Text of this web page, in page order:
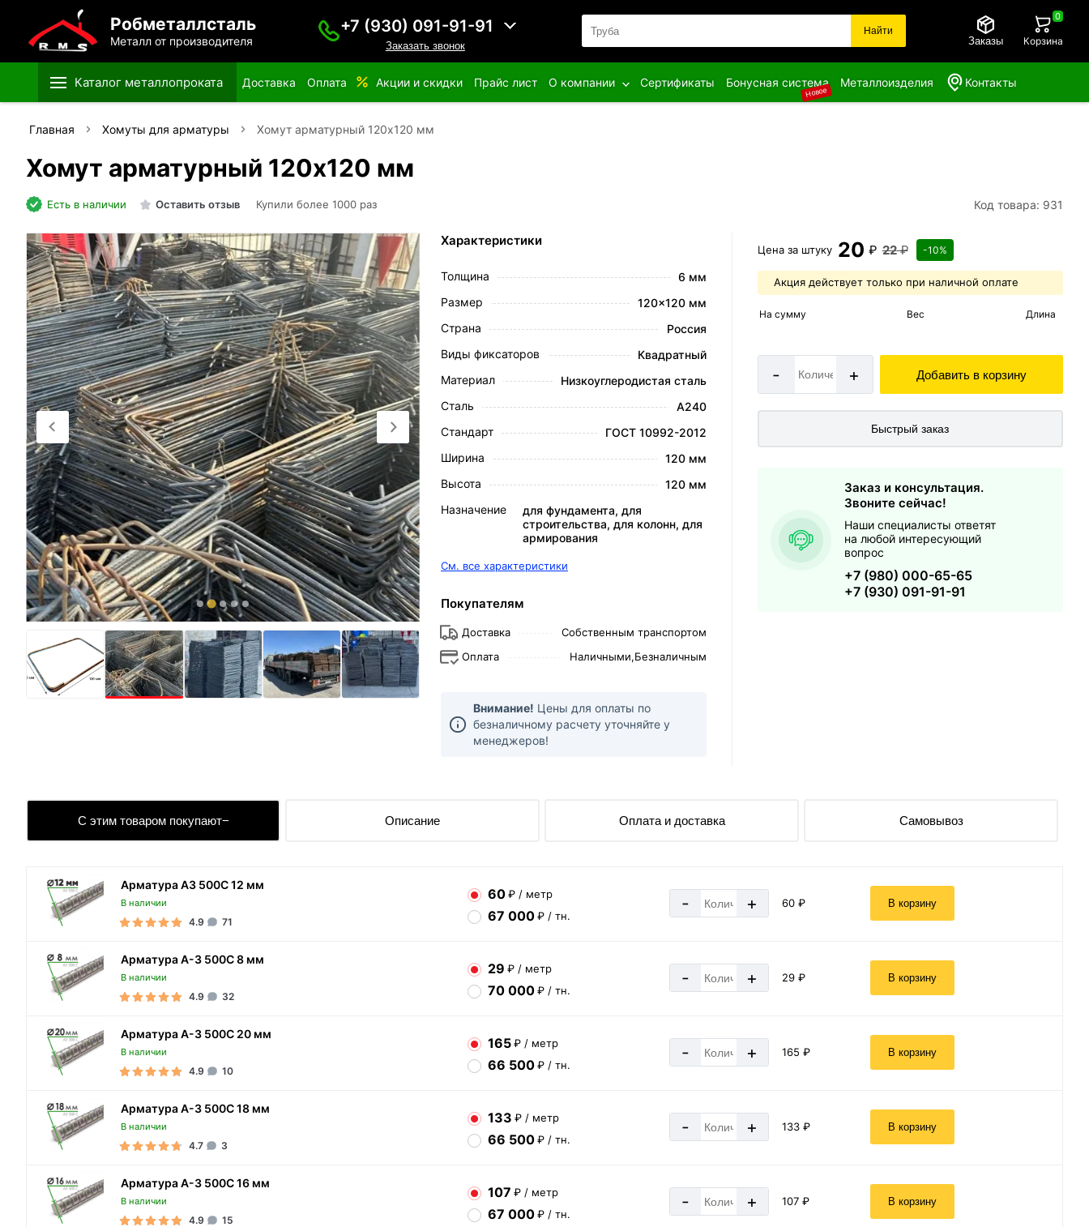
Робметаллсталь
Металл от производителя
+7 (930) 091-91-91
Заказать звонок
Найти
Заказы Корзина
0
Каталог металлопроката Доставка Оплата Акции и скидки Прайс лист О компании Сертификаты Бонусная система
Новое
Металлоизделия Контакты
Главная Хомуты для арматуры Хомут арматурный 120х120 мм
Хомут арматурный 120х120 мм
Есть в наличии Оставить отзыв Купили более 1000 раз Код товара: 931
Цена за штуку 20 ₽ 22₽ -10%
Акция действует только при наличной оплате
На сумму Вес Длина
- + Добавить в корзину
Быстрый заказ
Заказ и консультация.
Звоните сейчас!
Наши специалисты ответят
на любой интересующий
вопрос
+7 (980) 000-65-65
+7 (930) 091-91-91
Характеристики
Толщина
6 мм
Размер
120x120 мм
Страна
Россия
Виды фиксаторов
Квадратный
Материал
Низкоуглеродистая сталь
Сталь
А240
Стандарт
ГОСТ 10992-2012
Ширина
120 мм
Высота
120 мм
Назначение
для фундамента, для
строительства, для колонн, для
армирования
См. все характеристики
Покупателям
Доставка
Собственным транспортом
Оплата
Наличными,Безналичным
Внимание! Цены для оплаты по
безналичному расчету уточняйте у
менеджеров!
С этим товаром покупают Описание Оплата и доставка Самовывоз
Арматура А3 500С 12 мм
В наличии
4.9 71
60 ₽ / метр
67 000 ₽ / тн.
- + 60 ₽ В корзину
Арматура А-3 500С 8 мм
В наличии
4.9 32
29 ₽ / метр
70 000 ₽ / тн.
- + 29 ₽ В корзину
Арматура А-3 500С 20 мм
В наличии
4.9 10
165 ₽ / метр
66 500 ₽ / тн.
- + 165 ₽ В корзину
Арматура А-3 500С 18 мм
В наличии
4.7 3
133 ₽ / метр
66 500 ₽ / тн.
- + 133 ₽ В корзину
Арматура А-3 500С 16 мм
В наличии
4.9 15
107 ₽ / метр
67 000 ₽ / тн.
- + 107 ₽ В корзину